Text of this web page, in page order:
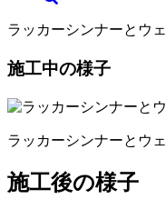
ラッカーシンナーとウ
施工中の様子
ラッカーシンナーとウ
施工後の様子